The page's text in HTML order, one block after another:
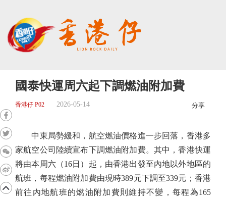
國泰快運周六起下調燃油附加費
香港仔 P02 2026-05-14 分享
中東局勢緩和，航空燃油價格進一步回落，香港多
家航空公司陸續宣布下調燃油附加費。其中，香港快運
將由本周六（16日）起，由香港出發至內地以外地區的
航班，每程燃油附加費由現時389元下調至339元；香港
前往內地航班的燃油附加費則維持不變，每程為165